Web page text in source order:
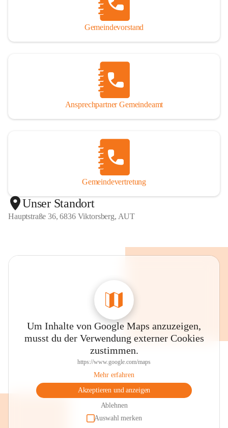
Gemeindevorstand
Ansprechpartner Gemeindeamt
Gemeindevertretung
Unser Standort
Hauptstraße 36, 6836 Viktorsberg, AUT
Um Inhalte von Google Maps anzuzeigen,
musst du der Verwendung externer Cookies
zustimmen.
https://www.google.com/maps
Mehr erfahren
Akzeptieren und anzeigen
Ablehnen
Auswahl merken